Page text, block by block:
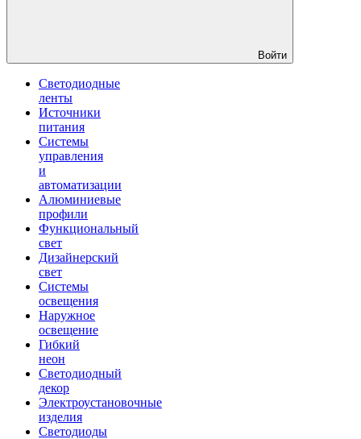
Войти
Светодиодные
ленты
Источники
питания
Системы
управления
и
автоматизации
Алюминиевые
профили
Функциональный
свет
Дизайнерский
свет
Системы
освещения
Наружное
освещение
Гибкий
неон
Светодиодный
декор
Электроустановочные
изделия
Светодиоды